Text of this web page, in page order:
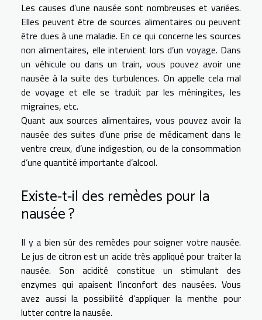
Les causes d’une nausée sont nombreuses et variées.
Elles peuvent être de sources alimentaires ou peuvent
être dues à une maladie. En ce qui concerne les sources
non alimentaires, elle intervient lors d’un voyage. Dans
un véhicule ou dans un train, vous pouvez avoir une
nausée à la suite des turbulences. On appelle cela mal
de voyage et elle se traduit par les méningites, les
migraines, etc.
Quant aux sources alimentaires, vous pouvez avoir la
nausée des suites d’une prise de médicament dans le
ventre creux, d’une indigestion, ou de la consommation
d’une quantité importante d’alcool.
Existe-t-il des remèdes pour la
nausée ?
Il y a bien sûr des remèdes pour soigner votre nausée.
Le jus de citron est un acide très appliqué pour traiter la
nausée. Son acidité constitue un stimulant des
enzymes qui apaisent l’inconfort des nausées. Vous
avez aussi la possibilité d’appliquer la menthe pour
lutter contre la nausée.